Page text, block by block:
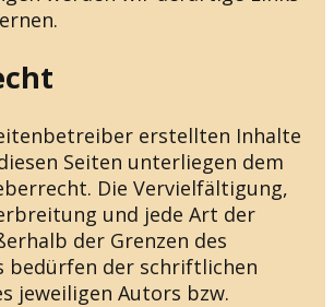
erstellten Inhalte
Seiten unterliegen dem
Die Vervielfältigung,
und jede Art der
der Grenzen des
bedürfen der schriftlichen
jeweiligen Autors bzw.